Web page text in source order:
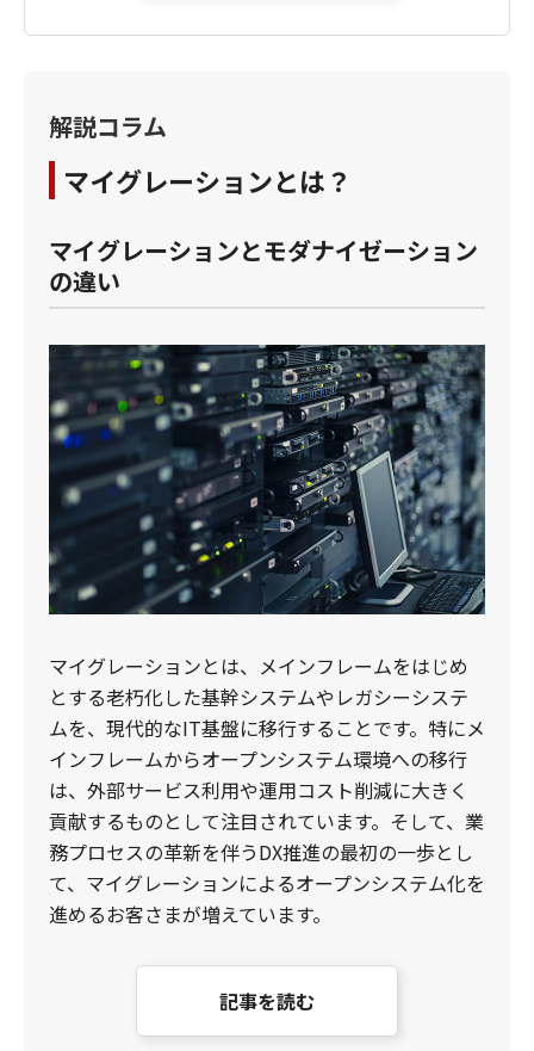
解説コラム
マイグレーションとは？
マイグレーションとモダナイゼーション
の違い
マイグレーションとは、メインフレームをはじめ
とする老朽化した基幹システムやレガシーシステ
ムを、現代的なIT基盤に移行することです。特にメ
インフレームからオープンシステム環境への移行
は、外部サービス利用や運用コスト削減に大きく
貢献するものとして注目されています。そして、業
務プロセスの革新を伴うDX推進の最初の一歩とし
て、マイグレーションによるオープンシステム化を
進めるお客さまが増えています。
記事を読む